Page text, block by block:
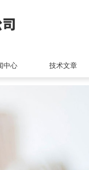
中心 技术文章